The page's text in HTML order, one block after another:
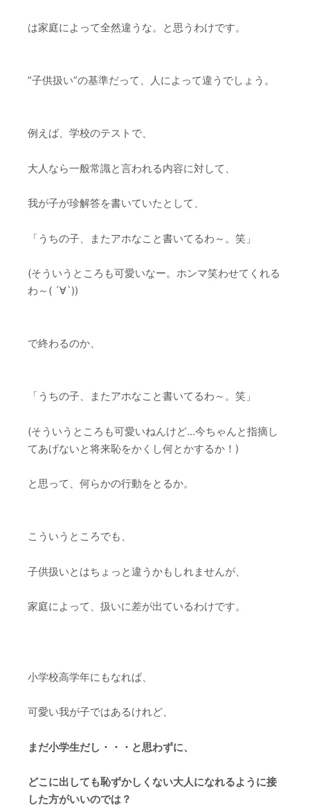
は家庭によって全然違うな。と思うわけです。
”子供扱い”の基準だって、人によって違うでしょう。
例えば、学校のテストで、
大人なら一般常識と言われる内容に対して、
我が子が珍解答を書いていたとして、
「うちの子、またアホなこと書いてるわ～。笑」
(そういうところも可愛いなー。ホンマ笑わせてくれる
わ～( ´∀`))
で終わるのか、
「うちの子、またアホなこと書いてるわ～。笑」
(そういうところも可愛いねんけど…今ちゃんと指摘し
てあげないと将来恥をかくし何とかするか！)
と思って、何らかの行動をとるか。
こういうところでも、
子供扱いとはちょっと違うかもしれませんが、
家庭によって、扱いに差が出ているわけです。
小学校高学年にもなれば、
可愛い我が子ではあるけれど、
まだ小学生だし・・・と思わずに、
どこに出しても恥ずかしくない大人になれるように接
した方がいいのでは？